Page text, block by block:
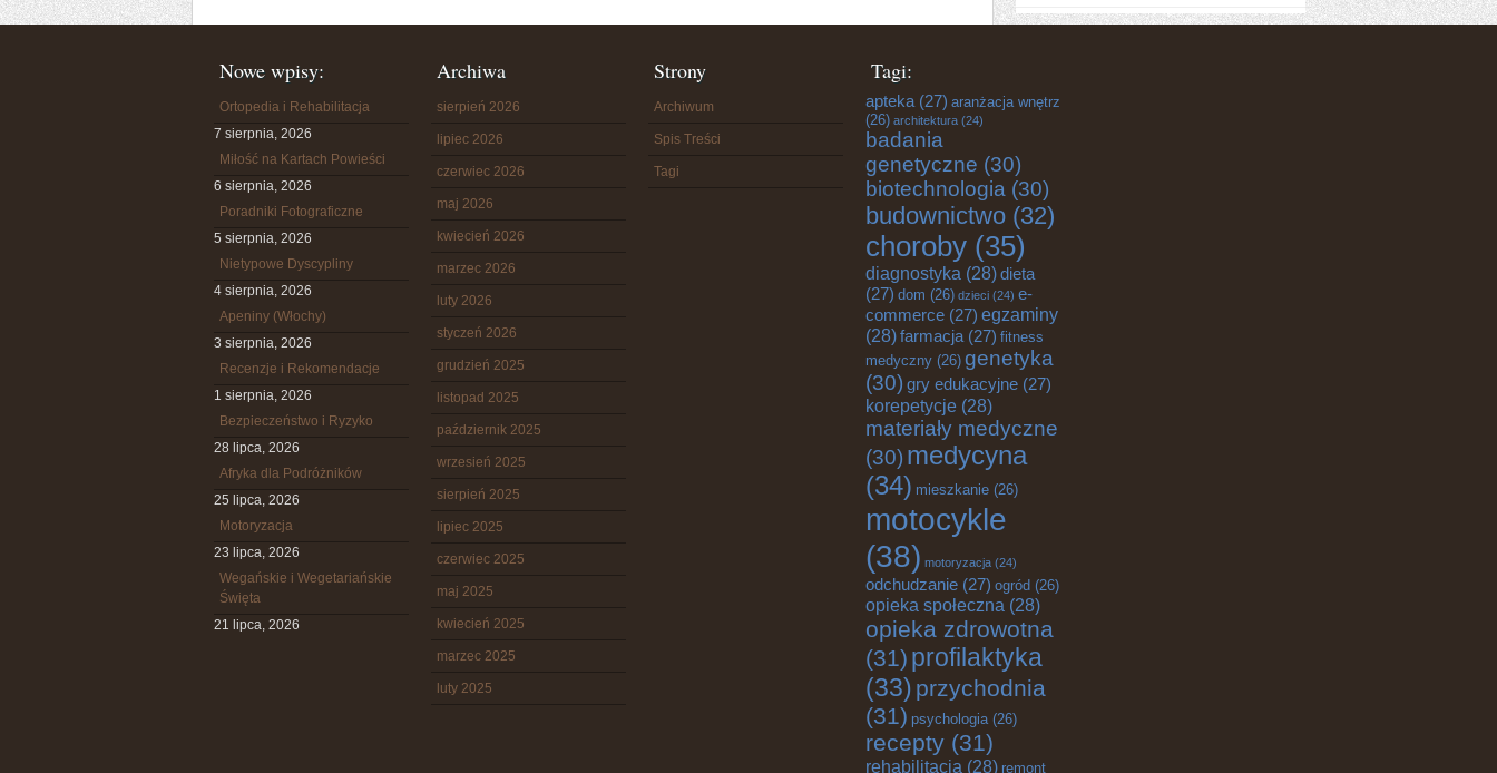
Nowe wpisy:
Ortopedia i Rehabilitacja
7 sierpnia, 2026
Miłość na Kartach Powieści
6 sierpnia, 2026
Poradniki Fotograficzne
5 sierpnia, 2026
Nietypowe Dyscypliny
4 sierpnia, 2026
Apeniny (Włochy)
3 sierpnia, 2026
Recenzje i Rekomendacje
1 sierpnia, 2026
Bezpieczeństwo i Ryzyko
28 lipca, 2026
Afryka dla Podróżników
25 lipca, 2026
Motoryzacja
23 lipca, 2026
Wegańskie i Wegetariańskie
Święta
21 lipca, 2026
Archiwa
sierpień 2026
lipiec 2026
czerwiec 2026
maj 2026
kwiecień 2026
marzec 2026
luty 2026
styczeń 2026
grudzień 2025
listopad 2025
październik 2025
wrzesień 2025
sierpień 2025
lipiec 2025
czerwiec 2025
maj 2025
kwiecień 2025
marzec 2025
luty 2025
Strony
Archiwum
Spis Treści
Tagi
Tagi:
apteka (27) aranżacja wnętrz
(26) architektura (24)
badania
genetyczne (30)
biotechnologia (30)
budownictwo (32)
choroby (35)
diagnostyka (28)dieta
(27) dom (26) dzieci (24) e-
commerce (27) egzaminy
(28)farmacja (27) fitness
medyczny (26) genetyka
(30) gry edukacyjne (27)
korepetycje (28)
materiały medyczne
(30) medycyna
(34) mieszkanie (26)
motocykle
(38) motoryzacja (24)
odchudzanie (27) ogród (26)
opieka społeczna (28)
opieka zdrowotna
(31) profilaktyka
(33) przychodnia
(31) psychologia(26)
recepty (31)
rehabilitacja (28) remont